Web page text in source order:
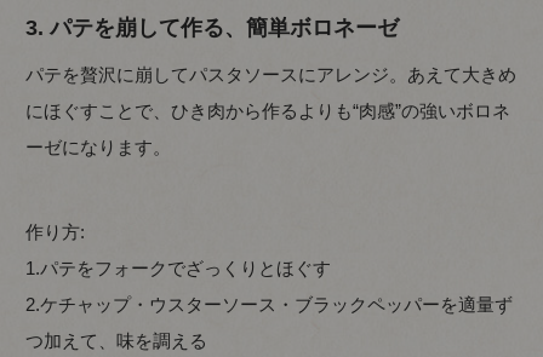
3. パテを崩して作る、簡単ボロネーゼ
パテを贅沢に崩してパスタソースにアレンジ。あえて大きめ
にほぐすことで、ひき肉から作るよりも“肉感”の強いボロネ
ーゼになります。
作り方:
1.パテをフォークでざっくりとほぐす
2.ケチャップ・ウスターソース・ブラックペッパーを適量ず
つ加えて、味を調える